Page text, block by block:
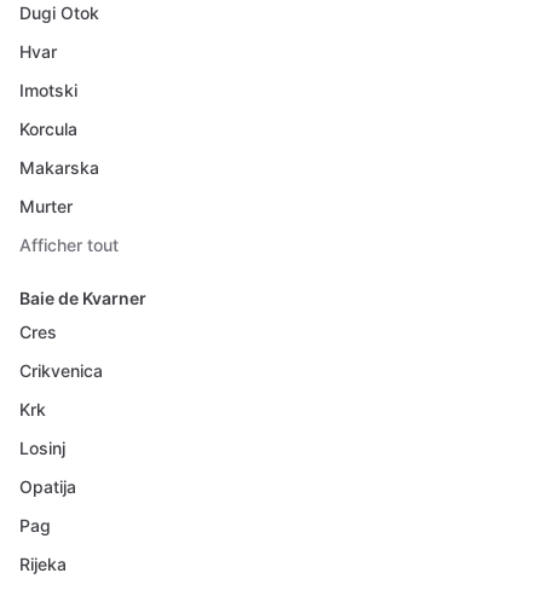
Dugi Otok
Hvar
Imotski
Korcula
Makarska
Murter
Afficher tout
Baie de Kvarner
Cres
Crikvenica
Krk
Losinj
Opatija
Pag
Rijeka